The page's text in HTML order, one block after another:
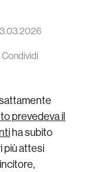
Condividi
prevedeva il
ha subito
più attesi